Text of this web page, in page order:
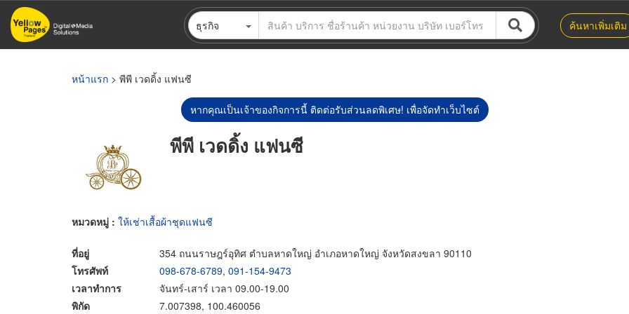
ข้าม
ไป
ธุรกิจ ค้นหาเพิ่มเติม
หน้าแรก > พีพี เวดดิ้ง แฟนซี
หากคุณเป็นเจ้าของกิจการนี้ ติดต่อรับส่วนลดพิเศษ! เพื่อจัดทำเว็บไซต์
พีพี เวดดิ้ง แฟนซี
หมวดหมู่ : ให้เช่าเสื้อผ้าชุดแฟนซี
ที่อยู่
354 ถนนราษฎร์อุทิศ ตำบลหาดใหญ่ อำเภอหาดใหญ่ จังหวัดสงขลา 90110
โทรศัพท์
098-678-6789, 091-154-9473
เวลาทำการ
จันทร์-เสาร์ เวลา 09.00-19.00
พิกัด
7.007398, 100.460056